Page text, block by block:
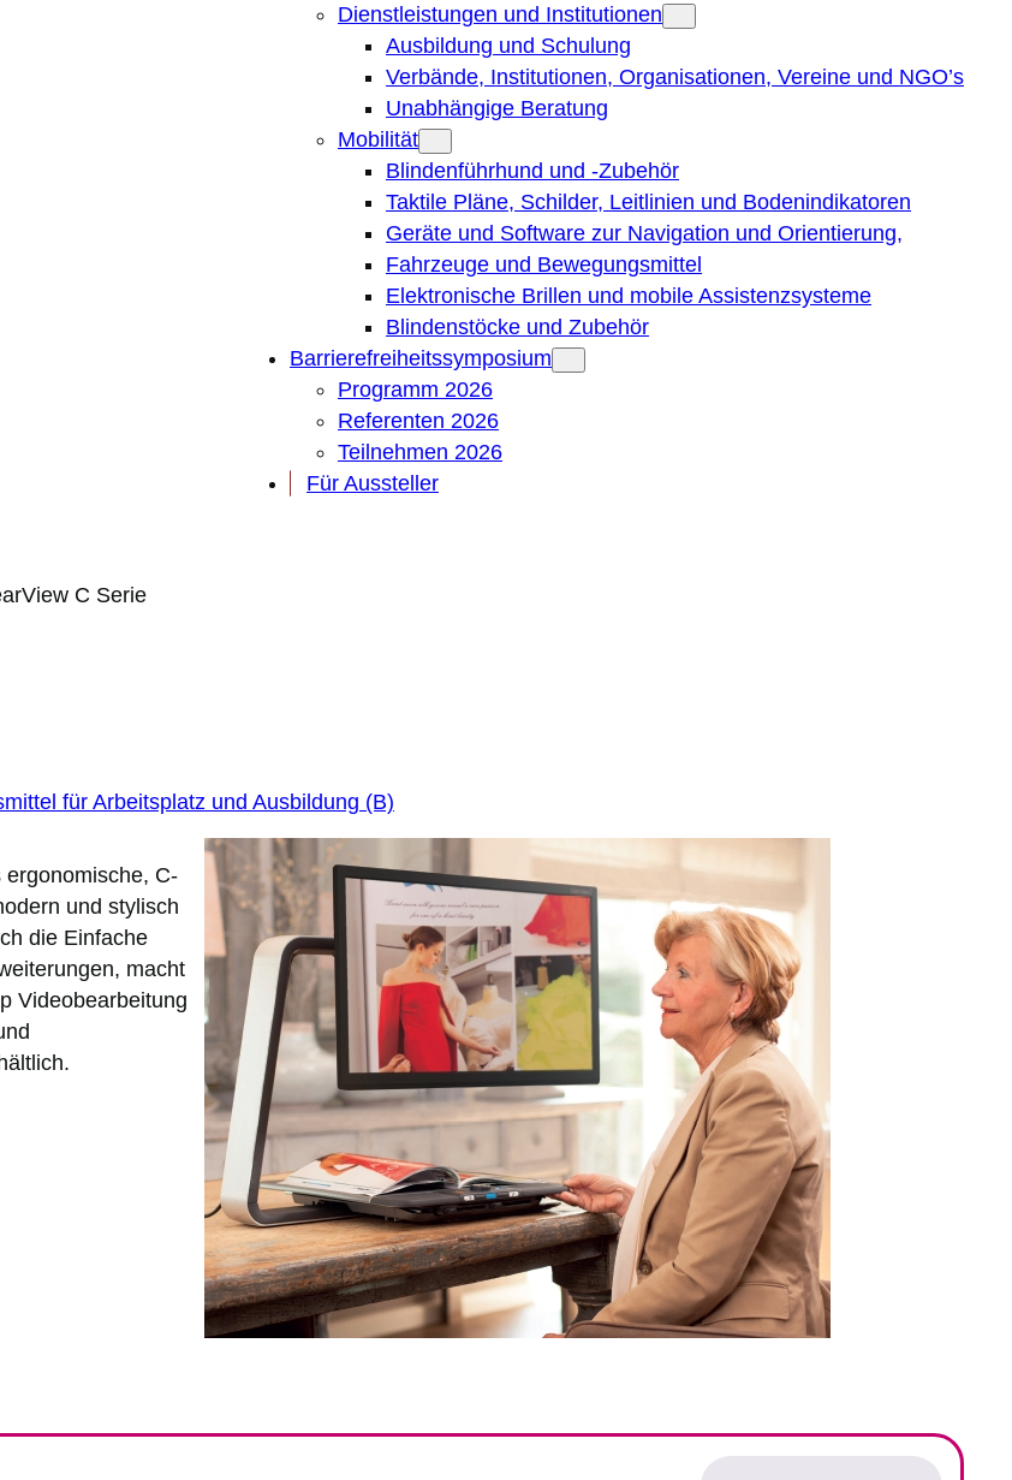
Dienstleistungen und Institutionen
Ausbildung und Schulung
Verbände, Institutionen, Organisationen, Vereine und NGO’s
Unabhängige Beratung
Mobilität
Blindenführhund und -Zubehör
Taktile Pläne, Schilder, Leitlinien und Bodenindikatoren
Geräte und Software zur Navigation und Orientierung,
Fahrzeuge und Bewegungsmittel
Elektronische Brillen und mobile Assistenzsysteme
Blindenstöcke und Zubehör
Barrierefreiheitssymposium
Programm 2026
Referenten 2026
Teilnehmen 2026
Für Aussteller
C Serie
für Arbeitsplatz und Ausbildung (B)
ergonomische, C-
und stylisch
die Einfache
macht
Videobearbeitung